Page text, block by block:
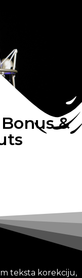
&
teksta korekciju,